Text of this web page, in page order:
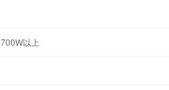
700W以上